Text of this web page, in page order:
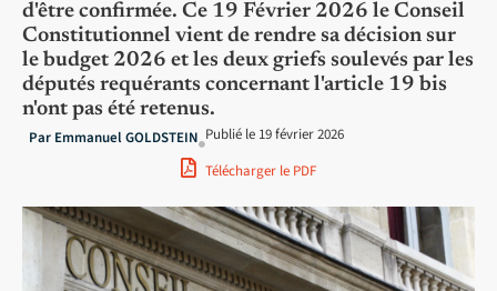
d'être confirmée. Ce 19 Février 2026 le Conseil
Constitutionnel vient de rendre sa décision sur
le budget 2026 et les deux griefs soulevés par les
députés requérants concernant l'article 19 bis
n'ont pas été retenus.
Par Emmanuel GOLDSTEIN Publié le 19 février 2026
Télécharger le PDF